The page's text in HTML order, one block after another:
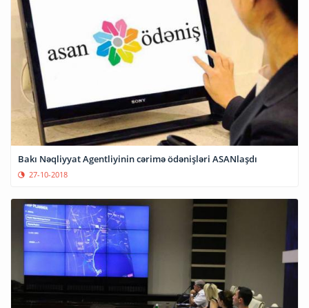
Bakı Nəqliyyat Agentliyinin cərimə ödənişləri ASANlaşdı
27-10-2018